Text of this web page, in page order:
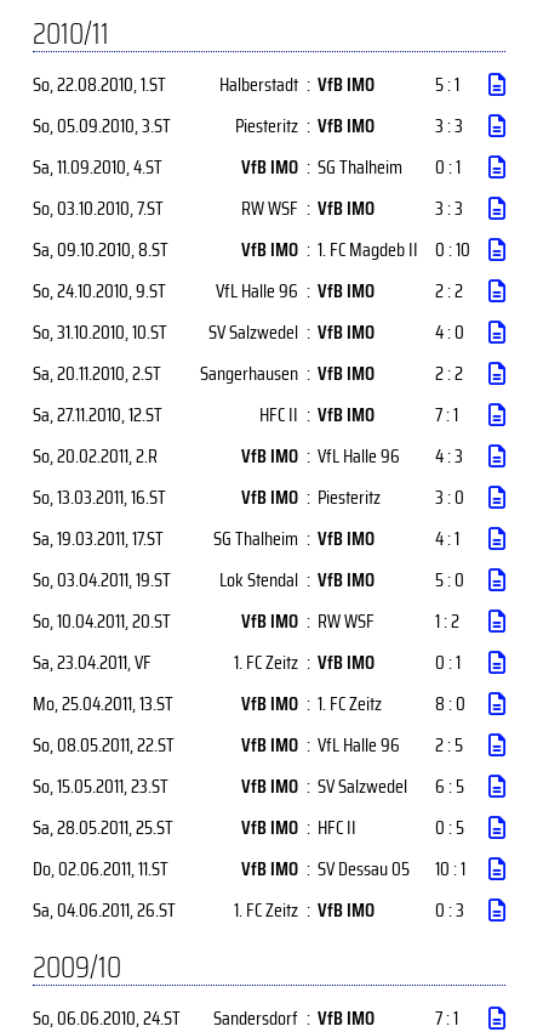
2010/11
So, 22.08.2010, 1.ST Halberstadt : VfB IMO
5 : 1
So, 05.09.2010, 3.ST Piesteritz : VfB IMO
3 : 3
Sa, 11.09.2010, 4.ST VfB IMO : SG Thalheim
0 : 1
So, 03.10.2010, 7.ST RW WSF : VfB IMO
3 : 3
Sa, 09.10.2010, 8.ST VfB IMO : 1. FC Magdeb II 0 : 10
So, 24.10.2010, 9.ST VfL Halle 96 : VfB IMO
2 : 2
So, 31.10.2010, 10.ST SV Salzwedel : VfB IMO
4 : 0
Sa, 20.11.2010, 2.ST Sangerhausen : VfB IMO
2 : 2
Sa, 27.11.2010, 12.ST HFC II : VfB IMO
7 : 1
So, 20.02.2011, 2.R VfB IMO : VfL Halle 96
4 : 3
So, 13.03.2011, 16.ST VfB IMO : Piesteritz
3 : 0
Sa, 19.03.2011, 17.ST SG Thalheim : VfB IMO
4 : 1
So, 03.04.2011, 19.ST Lok Stendal : VfB IMO
5 : 0
So, 10.04.2011, 20.ST VfB IMO : RW WSF
1 : 2
Sa, 23.04.2011, VF 1. FC Zeitz : VfB IMO
0 : 1
Mo, 25.04.2011, 13.ST VfB IMO : 1. FC Zeitz
8 : 0
So, 08.05.2011, 22.ST VfB IMO : VfL Halle 96
2 : 5
So, 15.05.2011, 23.ST VfB IMO : SV Salzwedel
6 : 5
Sa, 28.05.2011, 25.ST VfB IMO : HFC II
0 : 5
Do, 02.06.2011, 11.ST VfB IMO : SV Dessau 05
10 : 1
Sa, 04.06.2011, 26.ST 1. FC Zeitz : VfB IMO 0 : 3
2009/10
So, 06.06.2010, 24.ST Sandersdorf : VfB IMO 7 : 1